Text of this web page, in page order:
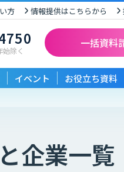
方 情報提供はこちらから
除く
一括資料
イベント お役立ち資料
企業一覧